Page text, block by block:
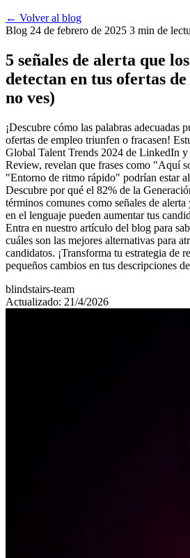
← Volver al blog
Blog 24 de febrero de 2025 3 min de
5 señales de alerta que
detectan en tus ofertas
no ves)
¡Descubre cómo las palabras adecuadas
ofertas de empleo triunfen o fracasen!
Global Talent Trends 2024 de LinkedIn
Review, revelan que frases como "Aquí
"Entorno de ritmo rápido" podrían estar
Descubre por qué el 82% de la
términos comunes como señales de
en el lenguaje pueden aumentar tus
Entra en nuestro artículo del blog para
cuáles son las mejores alternativas para
candidatos. ¡Transforma tu estrategia de
pequeños cambios en tus descripciones
blindstairs-team
Actualizado: 21/4/2026